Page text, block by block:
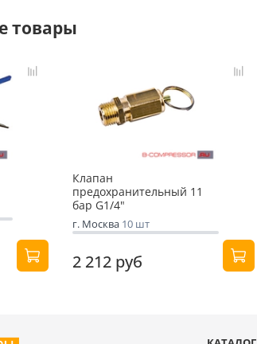
товары
Клапан
предохранительный 11
бар G1/4"
г. Москва 10 шт
2 212 руб